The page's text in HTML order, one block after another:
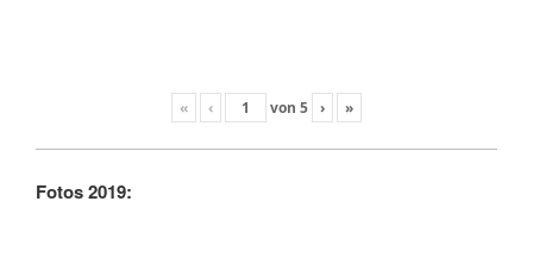
« ‹ von 5 › »
Fotos 2019: